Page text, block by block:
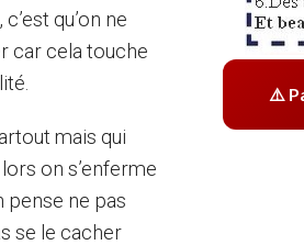
qu’on ne
car cela touche
mais qui
on s’enferme
pense ne pas
se le cacher
⚠️